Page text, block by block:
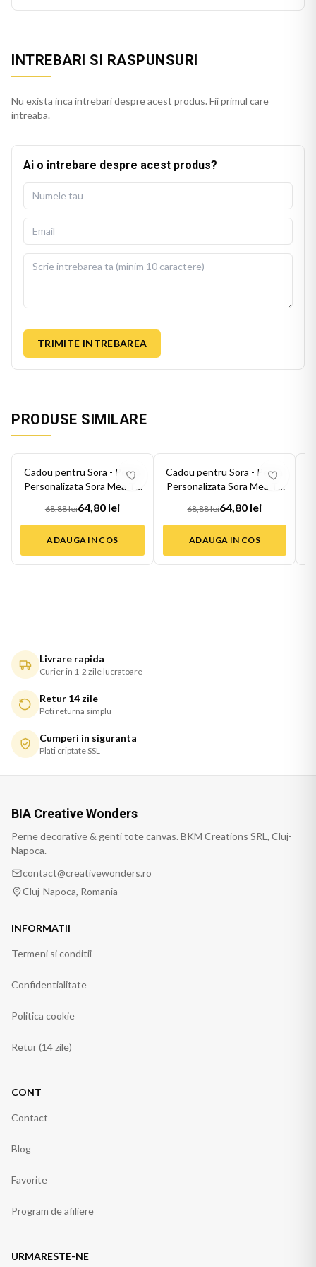
INTREBARI SI RASPUNSURI
Nu exista inca intrebari despre acest produs. Fii primul care
intreaba.
Ai o intrebare despre acest produs?
TRIMITE INTREBAREA
PRODUSE SIMILARE
6%
Cadou pentru Sora - Perna
Personalizata Sora Mea Te
68,88 lei64,80 lei
ADAUGA IN COS
6%
Cadou pentru Sora - Perna
Personalizata Sora Mea Te
68,88 lei64,80 lei
ADAUGA IN COS
Livrare rapida
Curier in 1-2 zile lucratoare
Retur 14 zile
Poti returna simplu
Cumperi in siguranta
Plati criptate SSL
BIA Creative Wonders
Perne decorative & genti tote canvas. BKM Creations SRL, Cluj-
Napoca.
contact@creativewonders.ro
Cluj-Napoca, Romania
INFORMATII
Termeni si conditii
Confidentialitate
Politica cookie
Retur (14 zile)
CONT
Contact
Blog
Favorite
Program de afiliere
URMARESTE-NE